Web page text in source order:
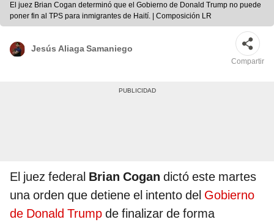
El juez Brian Cogan determinó que el Gobierno de Donald Trump no puede
poner fin al TPS para inmigrantes de Haití. | Composición LR
Jesús Aliaga Samaniego
Compartir
El juez federal Brian Cogan dictó este martes
una orden que detiene el intento del Gobierno
de Donald Trump de finalizar de forma